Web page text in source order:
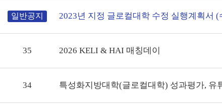
일반공지 2023년 지정 글로컬대학 수정 실행계획서
35 2026 KELI & HAI 매칭데이
34 특성화지방대학(글로컬대학) 성과평가, 유